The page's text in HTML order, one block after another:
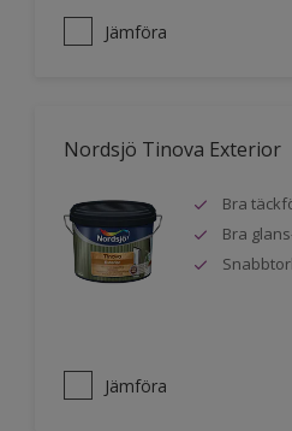
Jämföra
Nordsjö Tinova Exterior
Bra
Bra
Jämföra